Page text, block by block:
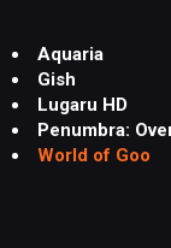
Aquaria
Gish
Lugaru HD
Penumbra:
World of Goo